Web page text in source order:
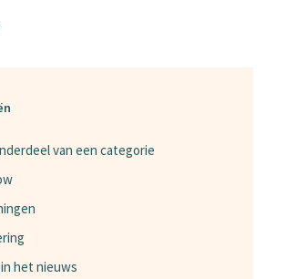
van een categorie
het nieuws